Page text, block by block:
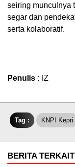
seiring munculnya
segar dan
serta kolaboratif.
Penulis : IZ
Tag : KNPI Kepri
BERITA TERKAIT